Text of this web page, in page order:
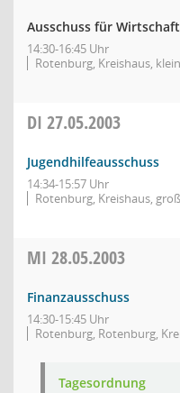
Ausschuss für
14:30-16:45 Uhr
Rotenburg, Kreishaus,
DI 27.05.2003
Jugendhilfeausschuss
14:34-15:57 Uhr
Rotenburg, Kreishaus,
MI 28.05.2003
Finanzausschuss
14:30-15:45 Uhr
Rotenburg, Rotenburg,
Tagesordnung